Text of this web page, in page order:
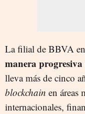
La filial de BBVA
manera
lleva más de cinco
blockchain en áreas
internacionales,